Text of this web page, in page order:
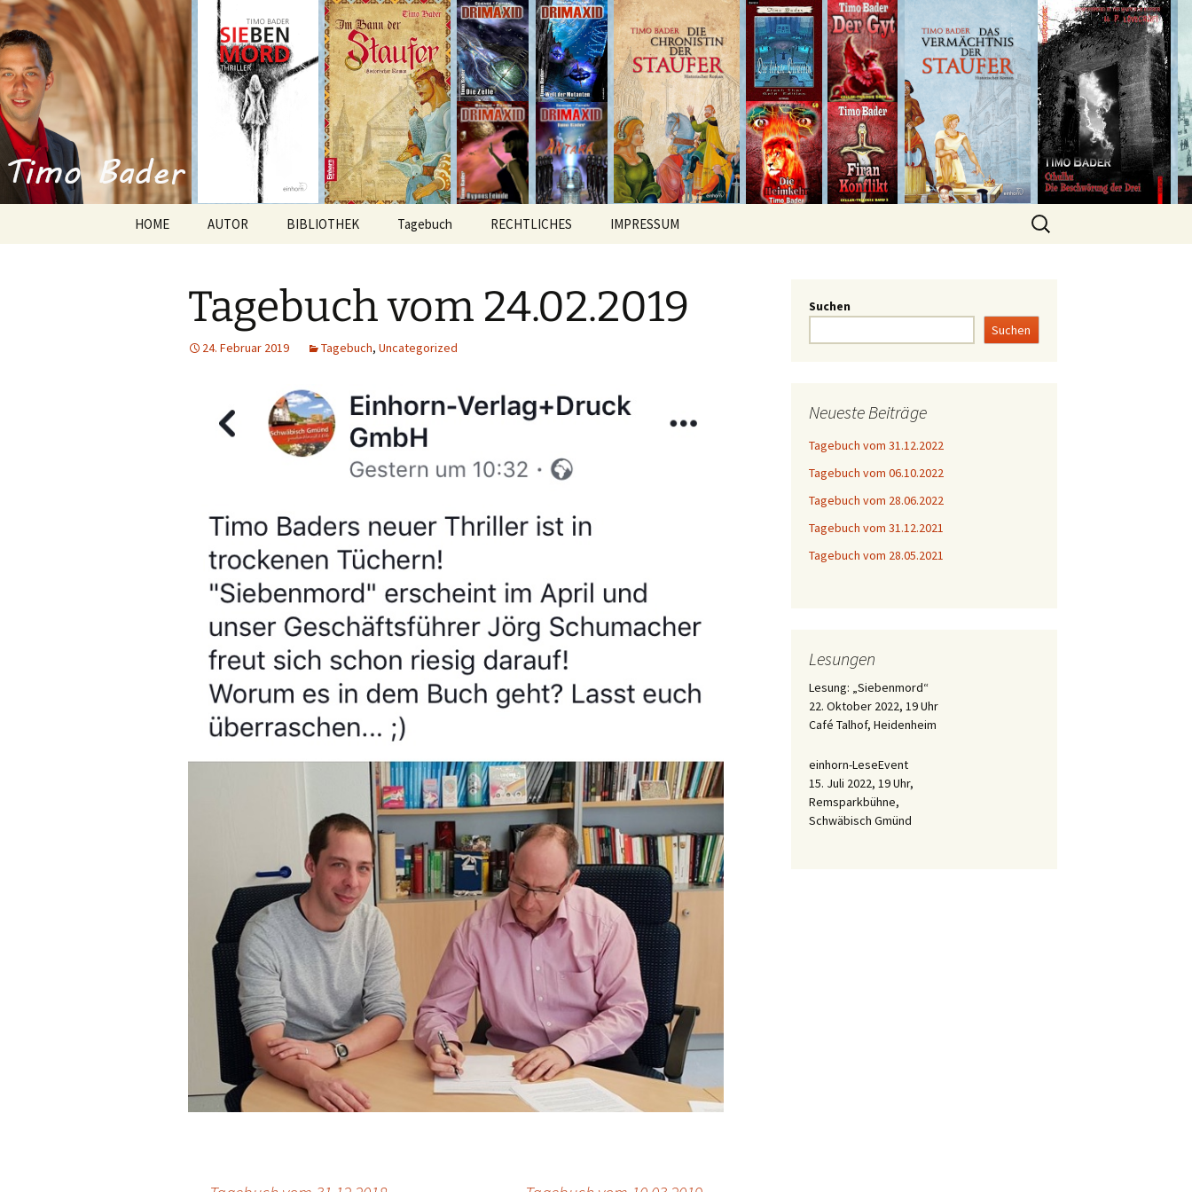
Timo Bader
Willkommen im Reich der Geschichten
HOME AUTOR BIBLIOTHEK
Anthologien
Kurzgeschichten
Tagebuch RECHTLICHES IMPRESSUM
Tagebuch vom 24.02.2019
24. Februar 2019 Tagebuch, Uncategorized
Suchen
Suchen
Neueste Beiträge
Tagebuch vom 31.12.2022
Tagebuch vom 06.10.2022
Tagebuch vom 28.06.2022
Tagebuch vom 31.12.2021
Tagebuch vom 28.05.2021
Lesungen
Lesung: „Siebenmord“
22. Oktober 2022, 19 Uhr
Café Talhof, Heidenheim
einhorn-LeseEvent
15. Juli 2022, 19 Uhr,
Remsparkbühne,
Schwäbisch Gmünd